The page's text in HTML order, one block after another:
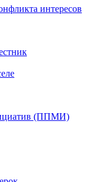
интересов
(ППМИ)